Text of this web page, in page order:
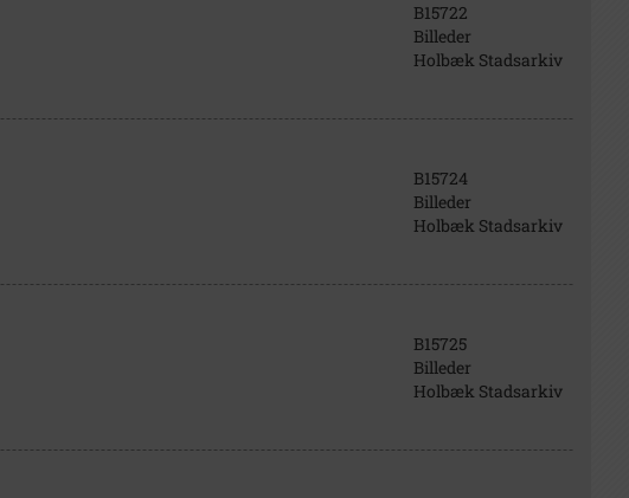
B15722
Billeder
Holbæk Stadsarkiv
B15724
Billeder
Holbæk Stadsarkiv
B15725
Billeder
Holbæk Stadsarkiv